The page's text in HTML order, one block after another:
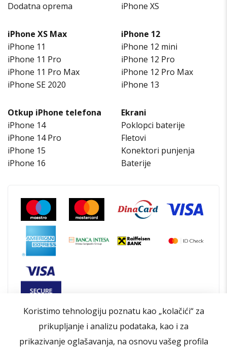
Dodatna oprema
iPhone XS
iPhone XS Max
iPhone 11
iPhone 11 Pro
iPhone 11 Pro Max
iPhone SE 2020
iPhone 12
iPhone 12 mini
iPhone 12 Pro
iPhone 12 Pro Max
iPhone 13
Otkup iPhone telefona
iPhone 14
iPhone 14 Pro
iPhone 15
iPhone 16
Ekrani
Poklopci baterije
Fletovi
Konektori punjenja
Baterije
Koristimo tehnologiju poznatu kao „kolačići“ za
prikupljanje i analizu podataka, kao i za
prikazivanje oglašavanja, na osnovu vašeg profila